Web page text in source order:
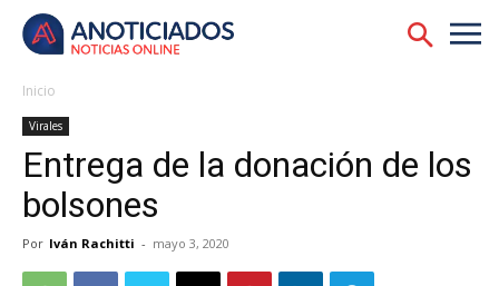
Inicio
Virales
Entrega de la donación de los
bolsones
Por Iván Rachitti - mayo 3, 2020